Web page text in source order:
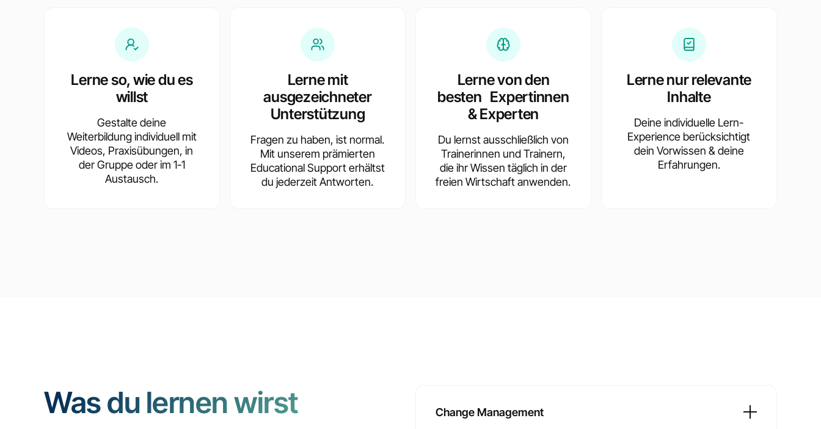
Lerne so, wie du es
willst
Gestalte deine
Weiterbildung individuell mit
Videos, Praxisübungen, in
der Gruppe oder im 1-1
Austausch.
Lerne mit
ausgezeichneter
Unterstützung
Fragen zu haben, ist normal.
Mit unserem prämierten
Educational Support erhältst
du jederzeit Antworten.
Lerne von den
besten Expertinnen
& Experten
Du lernst ausschließlich von
Trainerinnen und Trainern,
die ihr Wissen täglich in der
freien Wirtschaft anwenden.
Lerne nur relevante
Inhalte
Deine individuelle Lern-
Experience berücksichtigt
dein Vorwissen & deine
Erfahrungen.
Was du lernen wirst Change Management